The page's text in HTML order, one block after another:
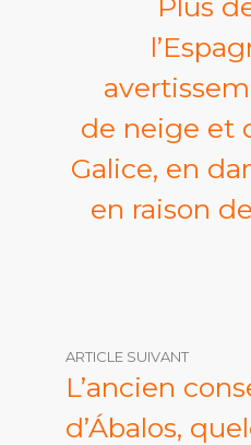
de neige et
Galice, en
en raison
ARTICLE SUIVANT
L’ancien
d’Ábalos,